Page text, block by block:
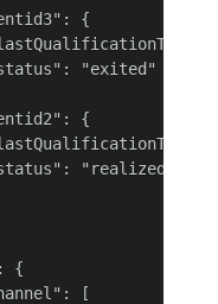
{
"exited"
{
"realized"
{
[